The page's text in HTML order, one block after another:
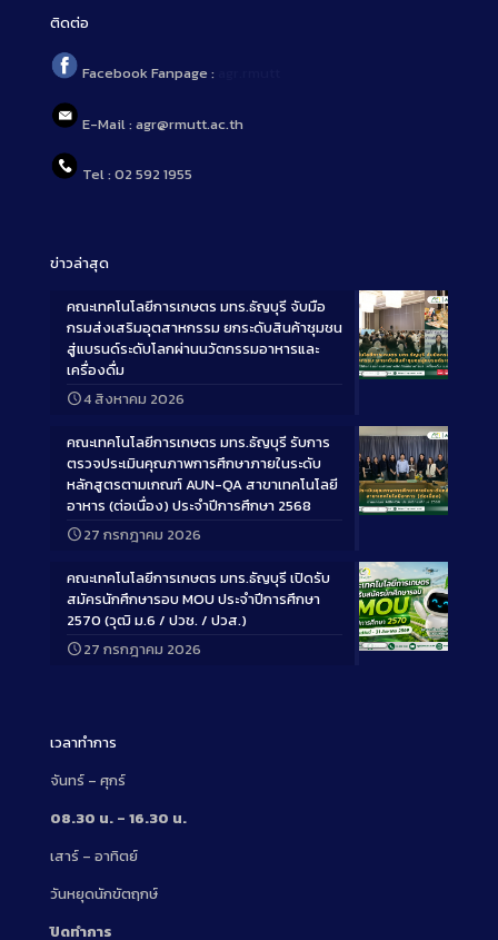
ติดต่อ
Facebook Fanpage :
E-Mail : agr@rmutt.ac.th
Tel : 02 592 1955
ข่าวล่าสุด
Long
คณะเทคโนโลยีการเกษตร มทร.ธัญบุรี จับมือ
กรมส่งเสริมอุตสาหกรรม ยกระดับสินค้าชุมชน
สู่แบรนด์ระดับโลกผ่านนวัตกรรมอาหารและ
เครื่องดื่ม
4 สิงหาคม 2026
Long
คณะเทคโนโลยีการเกษตร มทร.ธัญบุรี รับการ
ตรวจประเมินคุณภาพการศึกษาภายในระดับ
หลักสูตรตามเกณฑ์ AUN-QA สาขาเทคโนโลยี
อาหาร (ต่อเนื่อง) ประจำปีการศึกษา 2568
27 กรกฎาคม 2026
Long
คณะเทคโนโลยีการเกษตร มทร.ธัญบุรี เปิดรับ
สมัครนักศึกษารอบ MOU ประจำปีการศึกษา
2570 (วุฒิ ม.6 / ปวช. / ปวส.)
27 กรกฎาคม 2026
เวลาทำการ
จันทร์ – ศุกร์
08.30 น. – 16.30 น.
เสาร์ – อาทิตย์
วันหยุดนักขัตฤกษ์
ปิดทำการ